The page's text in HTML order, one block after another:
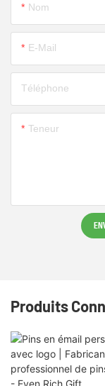
Nom
E-Mail
Téléphone
Teneur
Produits